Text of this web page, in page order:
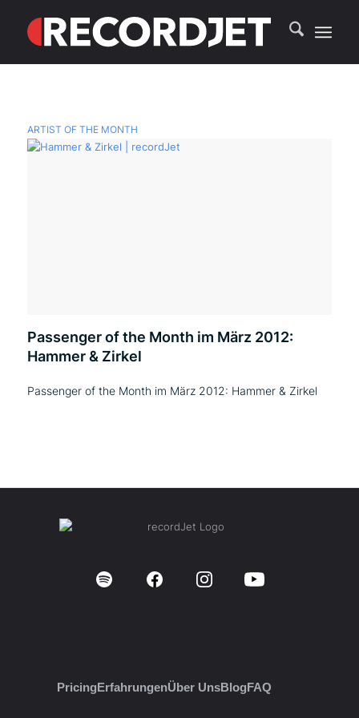
ARTIST OF THE MONTH
Passenger of the Month im März 2012:
Hammer & Zirkel
Passenger of the Month im März 2012: Hammer & Zirkel
PricingErfahrungenÜber UnsBlogFAQ